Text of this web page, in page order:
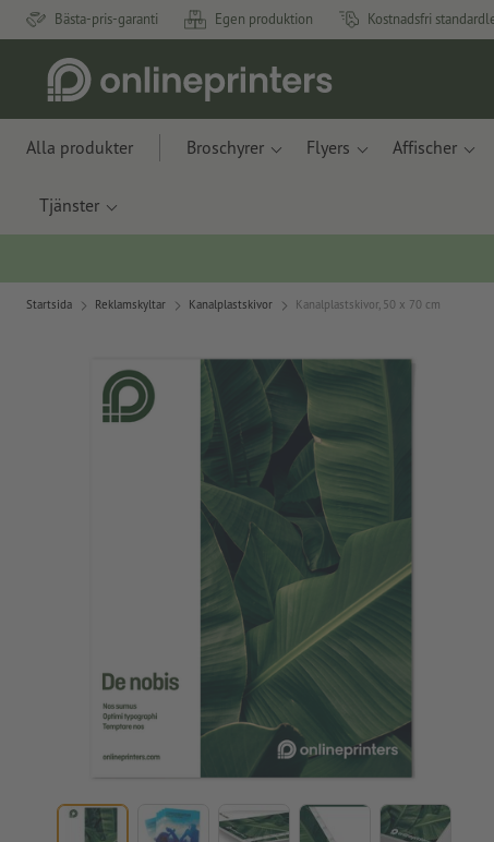
Bästa-pris-garanti Egen produktion Kostnadsfri
Alla produkter Broschyrer Flyers Affischer
Tjänster
Startsida Reklamskyltar Kanalplastskivor Kanalplastskivor, 50 x 70 cm